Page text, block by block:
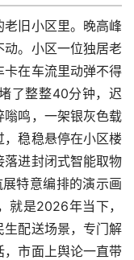
旧小区里。晚高峰
动。小区一位独居老
卡在车流里动弹不得
了整整40分钟，迟
鸣，一架银灰色载
稳稳悬停在小区楼
进封闭式智能取物
特意编排的演示画
就是2026年当下，
生配送场景，专门解
，市面上舆论一直带